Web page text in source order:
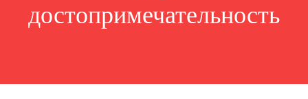
достопримечательность